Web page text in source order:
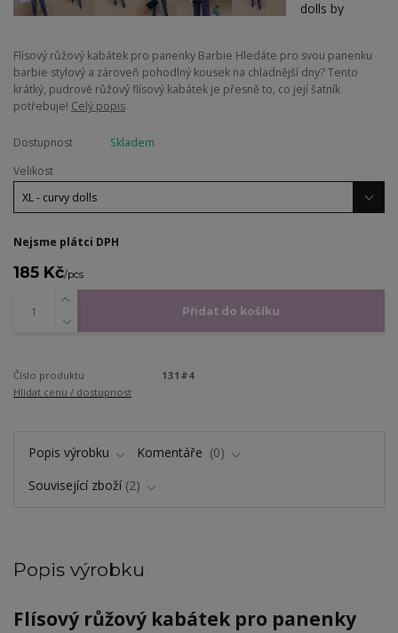
Flísový růžový kabátek pro panenky Barbie ​Hledáte pro svou panenku
barbie stylový a zároveň pohodlný kousek na chladnější dny? Tento
krátký, pudrově růžový flísový kabátek je přesně to, co její šatník
potřebuje! Celý popis
Dostupnost
Skladem
Velikost
Nejsme plátci DPH
185 Kč/pcs
Přidat do košíku
Číslo produktu
131#4
Hlídat cenu / dostupnost
Popis výrobku Komentáře
0
Související zboží 2
Popis výrobku
Flísový růžový kabátek pro panenky